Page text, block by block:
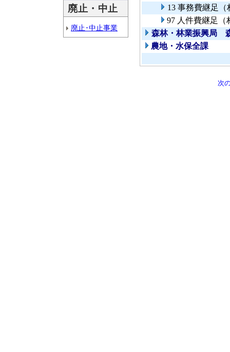
廃止・中止
廃止･中止事業
13 事務費継足（
97 人件費継足（
森林・林業振興局
農地・水保全課
次